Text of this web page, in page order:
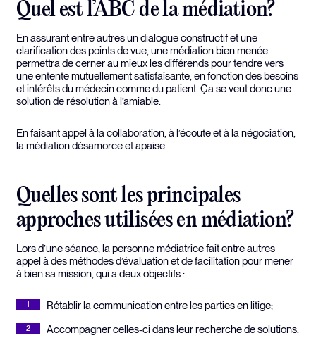
Quel est l’ABC de la médiation?
En assurant entre autres un dialogue constructif et une
clarification des points de vue, une médiation bien menée
permettra de cerner au mieux les différends pour tendre vers
une entente mutuellement satisfaisante, en fonction des besoins
et intérêts du médecin comme du patient. Ça se veut donc une
solution de résolution à l’amiable.
En faisant appel à la collaboration, à l’écoute et à la négociation,
la médiation désamorce et apaise.
Quelles sont les principales
approches utilisées en médiation?
Lors d’une séance, la personne médiatrice fait entre autres
appel à des méthodes d’évaluation et de facilitation pour mener
à bien sa mission, qui a deux objectifs :
Rétablir la communication entre les parties en litige;
Accompagner celles-ci dans leur recherche de solutions.